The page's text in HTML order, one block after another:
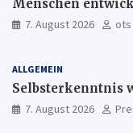
Menschen
7. August 2026 ots
ALLGEMEIN
Selbsterkenntnis
7. August 2026